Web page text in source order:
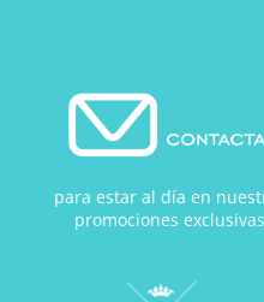
para estar al día en
promociones exclusivas